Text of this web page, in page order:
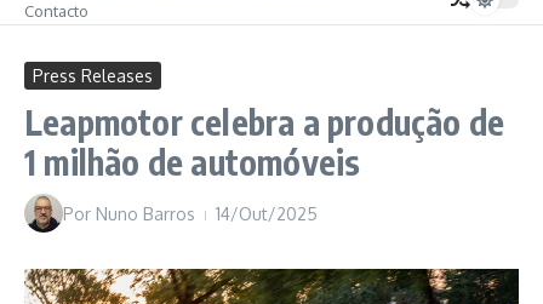
Contacto
Press Releases
Leapmotor celebra a produção de
1 milhão de automóveis
Por Nuno Barros 14/Out/2025